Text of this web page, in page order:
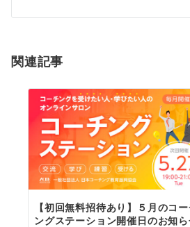
ビ
ー
関連記事
【初回無料招待あり】５月のコ
ングステーション開催日のお知